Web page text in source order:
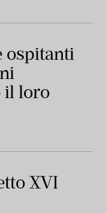
ospitanti
il loro
XVI